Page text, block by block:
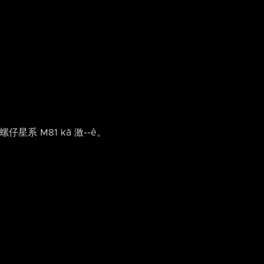
仔星系 M81 kā 激-⁠-ê。